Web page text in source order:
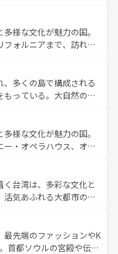
ならではのユニークな
なく町歩きも満喫する
め物価も高いが、旅行
きる。 なお、新
を参照してほしい。
様な文化が魅力の国。
ォルニアまで、訪れる
ピング、エンターテイ
トだ。一方、アメリカ
ドキャニオンやイエロー
美食が融合した独特の
地域で異なる魅力を楽
史を感じることができ
カ
ほしい。
多くの島で構成される
っている。大自然の神
観光地といえばオアフ
ウイ島やカウアイ島が
く海をはじめ、豊かな
迎えてくれるハワイの
ハワイアンミュージッ
てがハワイの魅力を彩
い。
様な文化が魅力の国。
・オペラハウス、オー
ウルル（エアーズロッ
ケアンズの熱帯雨林な
フェやワイン、オージ
り、サーフィンやダイ
ア好きにはたまらな
を存分に味わいつくそ
台湾は、多彩な文化と
気あふれる大都市の台
東部など、都市の喧騒
訪れる人に新しい発見と
深い台湾の食文化も魅
先端のファッションやK
首都ソウルの宮殿や伝統